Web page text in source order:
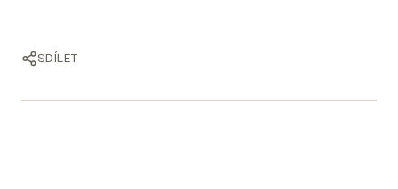
SDÍLET